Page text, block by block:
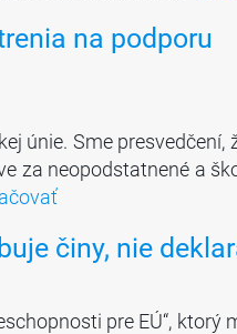
na podporu
únie. Sme
za neopodstatnené a
činy, nie
pre EÚ“, ktorý